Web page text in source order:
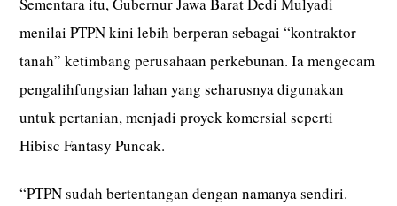
Sementara itu, Gubernur Jawa Barat Dedi Mulyadi
menilai PTPN kini lebih berperan sebagai “kontraktor
tanah” ketimbang perusahaan perkebunan. Ia mengecam
pengalihfungsian lahan yang seharusnya digunakan
untuk pertanian, menjadi proyek komersial seperti
Hibisc Fantasy Puncak.
“PTPN sudah bertentangan dengan namanya sendiri.